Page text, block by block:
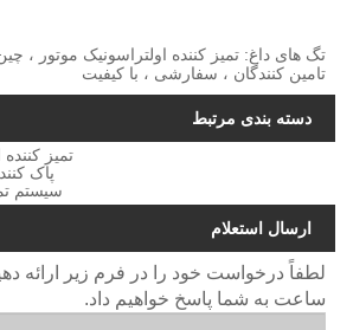
تگ های داغ: تمیز کننده اولتراسونیک موتور ، چین
تامین کنندگان ، سفارشی ، با کیفیت
دسته بندی مرتبط
تمیز
پاک
سیستم
ارسال استعلام
ساعت به شما پاسخ خواهیم داد.